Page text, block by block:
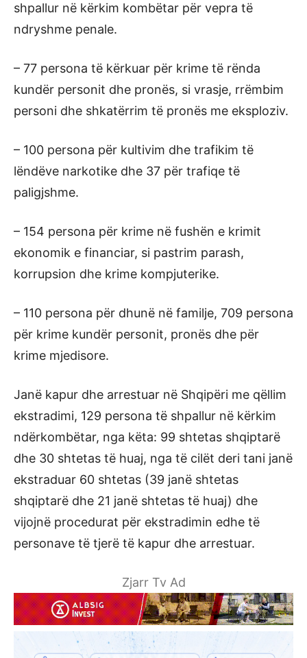
shpallur në kërkim kombëtar për vepra të
ndryshme penale.
– 77 persona të kërkuar për krime të rënda
kundër personit dhe pronës, si vrasje, rrëmbim
personi dhe shkatërrim të pronës me eksploziv.
– 100 persona për kultivim dhe trafikim të
lëndëve narkotike dhe 37 për trafiqe të
paligjshme.
– 154 persona për krime në fushën e krimit
ekonomik e financiar, si pastrim parash,
korrupsion dhe krime kompjuterike.
– 110 persona për dhunë në familje, 709 persona
për krime kundër personit, pronës dhe për
krime mjedisore.
Janë kapur dhe arrestuar në Shqipëri me qëllim
ekstradimi, 129 persona të shpallur në kërkim
ndërkombëtar, nga këta: 99 shtetas shqiptarë
dhe 30 shtetas të huaj, nga të cilët deri tani janë
ekstraduar 60 shtetas (39 janë shtetas
shqiptarë dhe 21 janë shtetas të huaj) dhe
vijojnë procedurat për ekstradimin edhe të
personave të tjerë të kapur dhe arrestuar.
Zjarr Tv Ad